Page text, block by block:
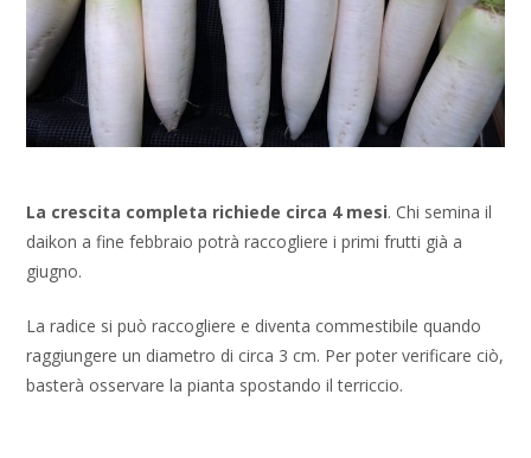
La crescita completa richiede circa 4 mesi. Chi semina il
daikon a fine febbraio potrà raccogliere i primi frutti già a
giugno.
La radice si può raccogliere e diventa commestibile quando
raggiungere un diametro di circa 3 cm. Per poter verificare ciò,
basterà osservare la pianta spostando il terriccio.